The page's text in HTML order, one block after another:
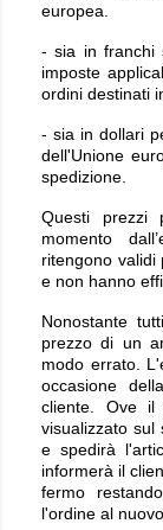
europea.
- sia in franchi
imposte
ordini destinati
- sia in dollari
dell'Unione
spedizione.
Questi prezzi
momento
ritengono validi
e non hanno
Nonostante
prezzo di un
modo errato.
occasione
cliente. Ove il
visualizzato sul
e spedirà
informerà il
fermo
l'ordine al